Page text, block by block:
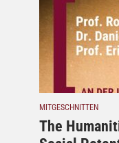
MITGESCHNITTEN
The